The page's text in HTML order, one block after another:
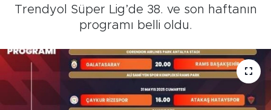
Trendyol Süper Lig’de 38. ve son haftanın
programı belli oldu.